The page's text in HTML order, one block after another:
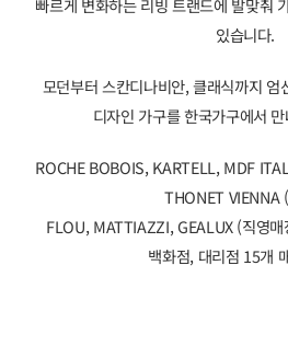
빠르게 변화하는 리빙 트랜드에 발맞춰
있습니다.
모던부터 스칸디나비안, 클래식까지 엄
디자인 가구를 한국가구에서
ROCHE BOBOIS, KARTELL, MDF
THONET VIENNA
FLOU, MATTIAZZI, GEALUX (직영
백화점, 대리점 15개